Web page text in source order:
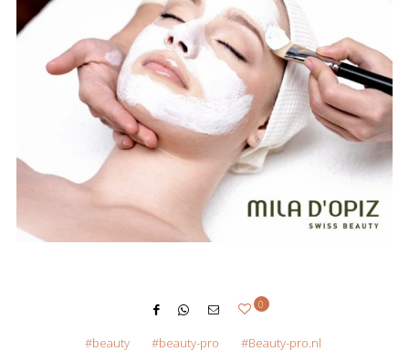
0
beauty beauty-pro
Beauty-pro.nl